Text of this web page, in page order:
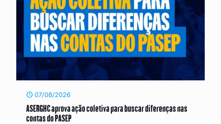
07/08/2026
ASERGHC aprova ação coletiva para buscar diferenças nas
contas do PASEP